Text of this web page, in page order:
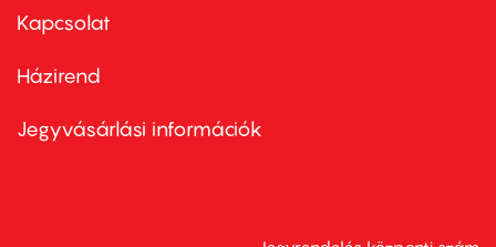
firstKapcsolat
Footer
second
Házirend
Jegyvásárlási információk